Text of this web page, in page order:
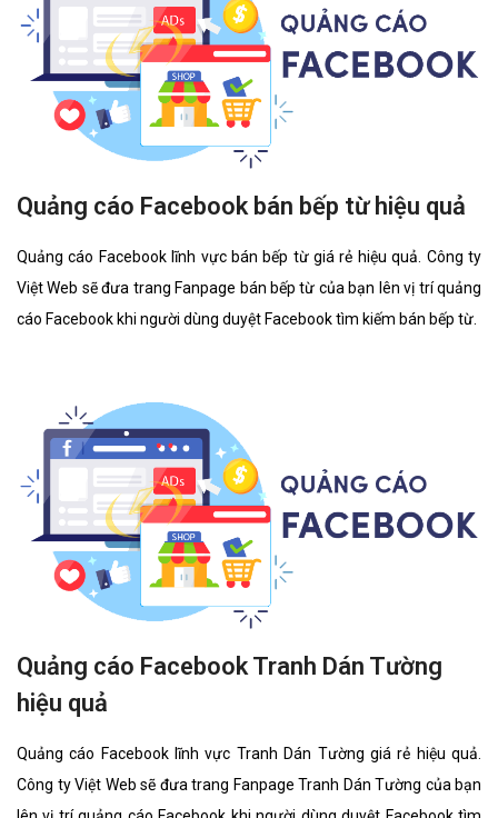
Quảng cáo Facebook bán bếp từ hiệu quả
Quảng cáo Facebook lĩnh vực bán bếp từ giá rẻ hiệu quả. Công ty
Việt Web sẽ đưa trang Fanpage bán bếp từ của bạn lên vị trí quảng
cáo Facebook khi người dùng duyệt Facebook tìm kiếm bán bếp từ.
Quảng cáo Facebook Tranh Dán Tường
hiệu quả
Quảng cáo Facebook lĩnh vực Tranh Dán Tường giá rẻ hiệu quả.
Công ty Việt Web sẽ đưa trang Fanpage Tranh Dán Tường của bạn